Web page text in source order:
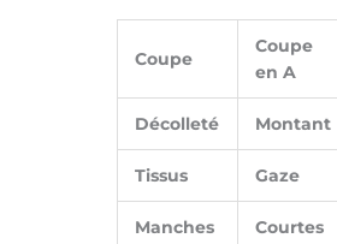
Coupe
Coupe
en A
Décolleté Montant
Tissus Gaze
Manches Courtes